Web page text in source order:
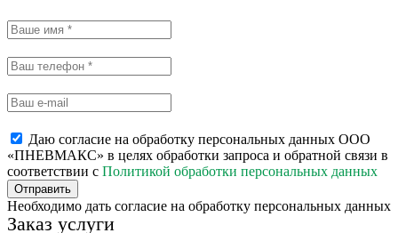
Даю согласие на обработку персональных данных ООО
«ПНЕВМАКС» в целях обработки запроса и обратной связи в
соответствии с Политикой обработки персональных данных
Отправить
Необходимо дать согласие на обработку персональных данных
Заказ услуги